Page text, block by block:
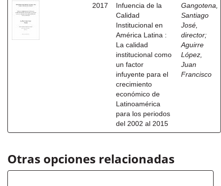
2017
Infuencia de la
Calidad
Institucional en
América Latina :
La calidad
institucional como
un factor
infuyente para el
crecimiento
económico de
Latinoamérica
para los periodos
del 2002 al 2015
Gangotena,
Santiago
José,
director;
Aguirre
López,
Juan
Francisco
Otras opciones relacionadas